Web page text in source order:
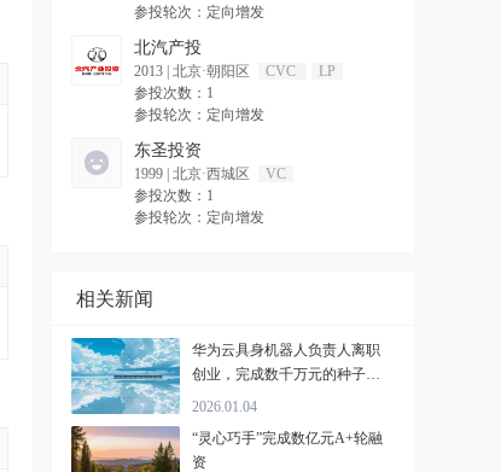
参投轮次：定向增发
北汽产投
2013 北京·朝阳区 CVC
LP
参投次数：1
参投轮次：定向增发
东圣投资
1999 北京·西城区
VC
参投次数：1
参投轮次：定向增发
相关新闻
华为云具身机器人负责人离职
创业，完成数千万元的种子轮
融资
2026.01.04
“灵心巧手”完成数亿元A+轮融
资